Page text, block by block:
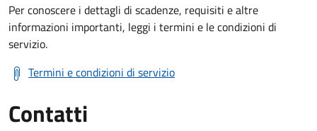
Per conoscere i dettagli di scadenze, requisiti e altre
informazioni importanti, leggi i termini e le condizioni di
servizio.
Termini e condizioni di servizio
Contatti